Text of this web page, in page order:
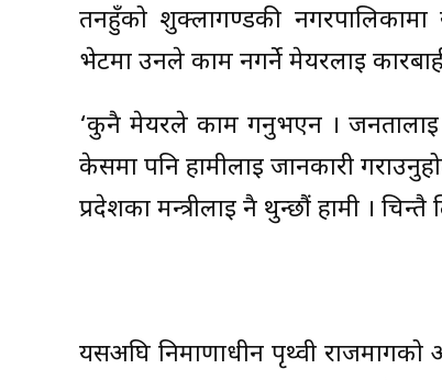
तनहुँको शुक्लागण्डकी नगरपालिकामा
भेटमा उनले काम नगर्ने मेयरलाई
‘कुनै मेयरले काम गर्नुभएन । जनतालाई
केसमा पनि हामीलाई जानकारी
प्रदेशका मन्त्रीलाई नै थुन्छौं हामी ।
यसअघि निर्माणाधीन पृथ्वी